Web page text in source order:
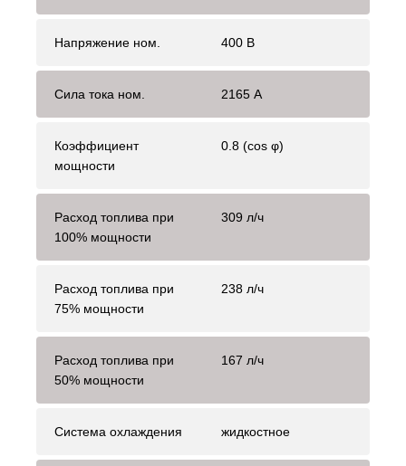
Напряжение ном. 400 В
Сила тока ном. 2165 А
Коэффициент
мощности
0.8 (cos φ)
Расход топлива при
100% мощности
309 л/ч
Расход топлива при
75% мощности
238 л/ч
Расход топлива при
50% мощности
167 л/ч
Система охлаждения жидкостное